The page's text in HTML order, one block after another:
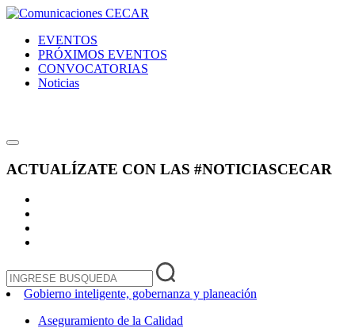
EVENTOS
PRÓXIMOS EVENTOS
CONVOCATORIAS
Noticias
ACTUALÍZATE CON LAS #NOTICIASCECAR
Gobierno inteligente, gobernanza y planeación
Aseguramiento de la Calidad